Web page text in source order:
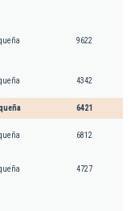
9622
4342
6421
6812
4727